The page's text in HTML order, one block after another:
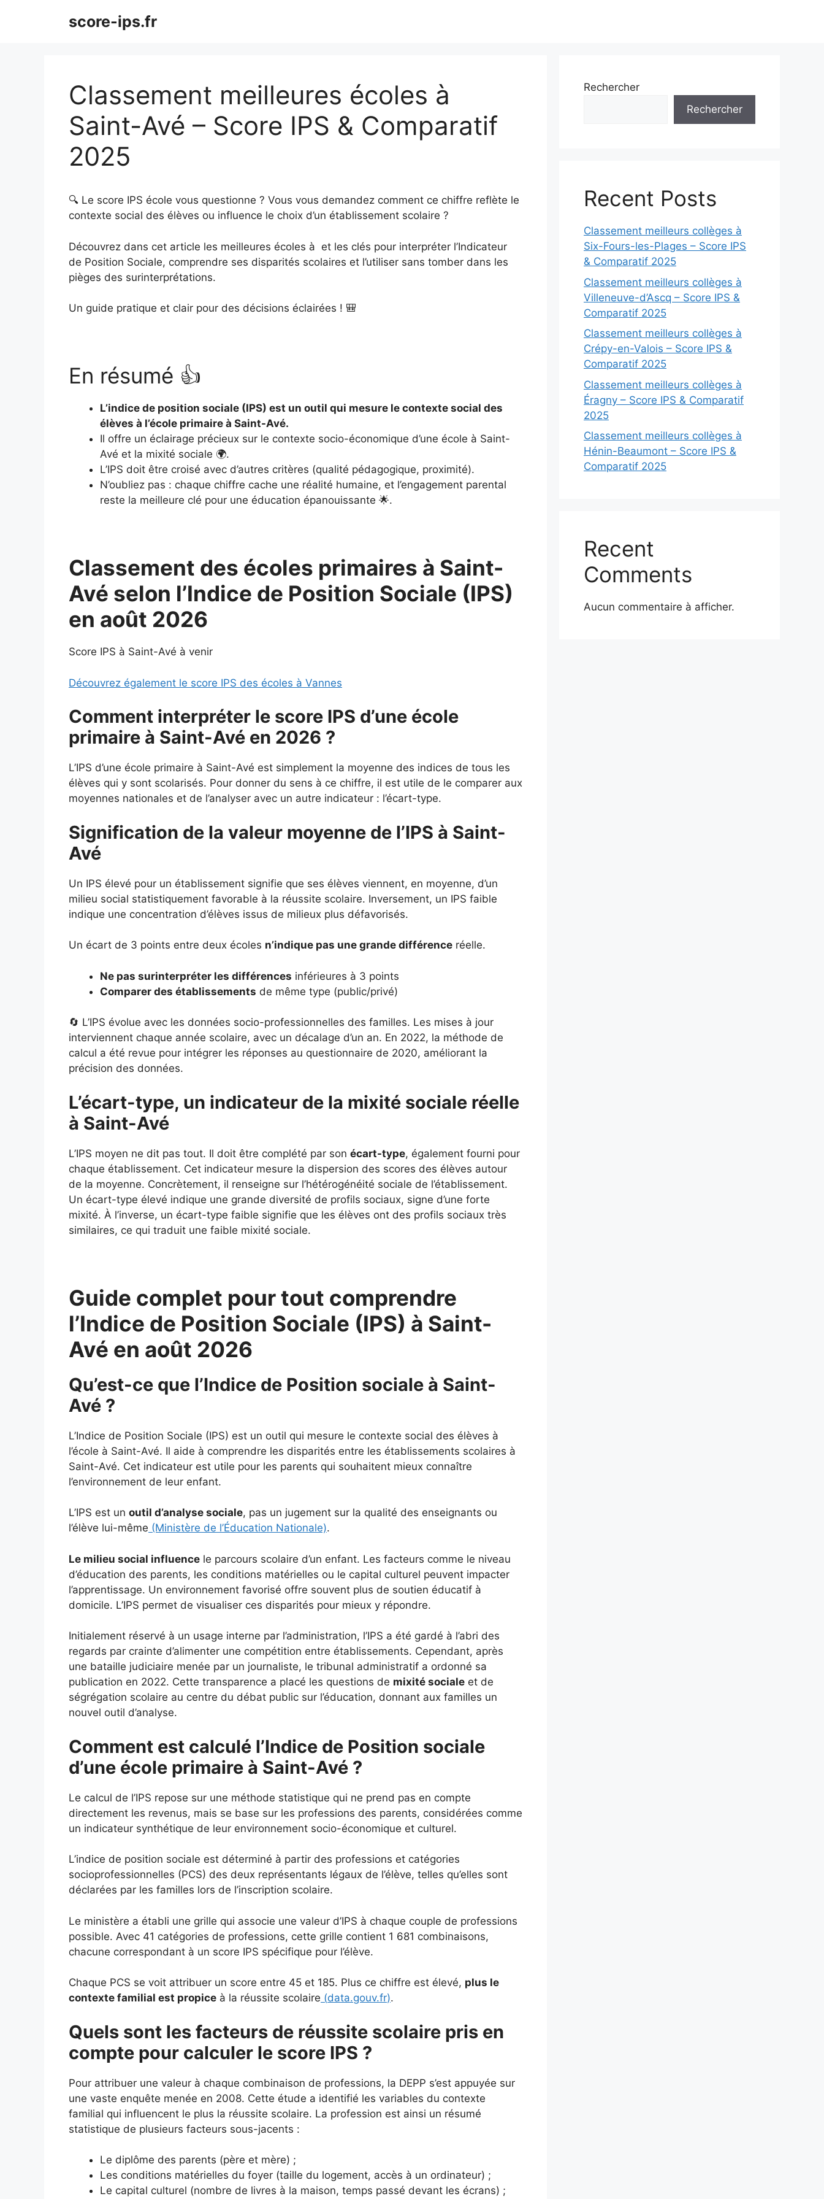
score-ips.fr
Classement meilleures écoles à
Saint-Avé – Score IPS & Comparatif
2025
🔍 Le score IPS école vous questionne ? Vous vous demandez comment ce chiffre reflète le
contexte social des élèves ou influence le choix d’un établissement scolaire ?
Découvrez dans cet article les meilleures écoles à et les clés pour interpréter l’Indicateur
de Position Sociale, comprendre ses disparités scolaires et l’utiliser sans tomber dans les
pièges des surinterprétations.
Un guide pratique et clair pour des décisions éclairées ! 🎒
En résumé 👍
L’indice de position sociale (IPS) est un outil qui mesure le contexte social des
élèves à l’école primaire à Saint-Avé.
Il offre un éclairage précieux sur le contexte socio-économique d’une école à Saint-
Avé et la mixité sociale 🌍.
L’IPS doit être croisé avec d’autres critères (qualité pédagogique, proximité).
N’oubliez pas : chaque chiffre cache une réalité humaine, et l’engagement parental
reste la meilleure clé pour une éducation épanouissante 🌟.
Classement des écoles primaires à Saint-
Avé selon l’Indice de Position Sociale (IPS)
en août 2026
Score IPS à Saint-Avé à venir
Découvrez également le score IPS des écoles à Vannes
Comment interpréter le score IPS d’une école
primaire à Saint-Avé en 2026 ?
L’IPS d’une école primaire à Saint-Avé est simplement la moyenne des indices de tous les
élèves qui y sont scolarisés. Pour donner du sens à ce chiffre, il est utile de le comparer aux
moyennes nationales et de l’analyser avec un autre indicateur : l’écart-type.
Signification de la valeur moyenne de l’IPS à Saint-
Avé
Un IPS élevé pour un établissement signifie que ses élèves viennent, en moyenne, d’un
milieu social statistiquement favorable à la réussite scolaire. Inversement, un IPS faible
indique une concentration d’élèves issus de milieux plus défavorisés.
Un écart de 3 points entre deux écoles n’indique pas une grande différence réelle.
Ne pas surinterpréter les différences inférieures à 3 points
Comparer des établissements de même type (public/privé)
🔄 L’IPS évolue avec les données socio-professionnelles des familles. Les mises à jour
interviennent chaque année scolaire, avec un décalage d’un an. En 2022, la méthode de
calcul a été revue pour intégrer les réponses au questionnaire de 2020, améliorant la
précision des données.
L’écart-type, un indicateur de la mixité sociale réelle
à Saint-Avé
L’IPS moyen ne dit pas tout. Il doit être complété par son écart-type, également fourni pour
chaque établissement. Cet indicateur mesure la dispersion des scores des élèves autour
de la moyenne. Concrètement, il renseigne sur l’hétérogénéité sociale de l’établissement.
Un écart-type élevé indique une grande diversité de profils sociaux, signe d’une forte
mixité. À l’inverse, un écart-type faible signifie que les élèves ont des profils sociaux très
similaires, ce qui traduit une faible mixité sociale.
Guide complet pour tout comprendre
l’Indice de Position Sociale (IPS) à Saint-
Avé en août 2026
Qu’est-ce que l’Indice de Position sociale à Saint-
Avé ?
L’Indice de Position Sociale (IPS) est un outil qui mesure le contexte social des élèves à
l’école à Saint-Avé. Il aide à comprendre les disparités entre les établissements scolaires à
Saint-Avé. Cet indicateur est utile pour les parents qui souhaitent mieux connaître
l’environnement de leur enfant.
L’IPS est un outil d’analyse sociale, pas un jugement sur la qualité des enseignants ou
l’élève lui-même (Ministère de l’Éducation Nationale).
Le milieu social influence le parcours scolaire d’un enfant. Les facteurs comme le niveau
d’éducation des parents, les conditions matérielles ou le capital culturel peuvent impacter
l’apprentissage. Un environnement favorisé offre souvent plus de soutien éducatif à
domicile. L’IPS permet de visualiser ces disparités pour mieux y répondre.
Initialement réservé à un usage interne par l’administration, l’IPS a été gardé à l’abri des
regards par crainte d’alimenter une compétition entre établissements. Cependant, après
une bataille judiciaire menée par un journaliste, le tribunal administratif a ordonné sa
publication en 2022. Cette transparence a placé les questions de mixité sociale et de
ségrégation scolaire au centre du débat public sur l’éducation, donnant aux familles un
nouvel outil d’analyse.
Comment est calculé l’Indice de Position sociale
d’une école primaire à Saint-Avé ?
Le calcul de l’IPS repose sur une méthode statistique qui ne prend pas en compte
directement les revenus, mais se base sur les professions des parents, considérées comme
un indicateur synthétique de leur environnement socio-économique et culturel.
L’indice de position sociale est déterminé à partir des professions et catégories
socioprofessionnelles (PCS) des deux représentants légaux de l’élève, telles qu’elles sont
déclarées par les familles lors de l’inscription scolaire.
Le ministère a établi une grille qui associe une valeur d’IPS à chaque couple de professions
possible. Avec 41 catégories de professions, cette grille contient 1 681 combinaisons,
chacune correspondant à un score IPS spécifique pour l’élève.
Chaque PCS se voit attribuer un score entre 45 et 185. Plus ce chiffre est élevé, plus le
contexte familial est propice à la réussite scolaire (data.gouv.fr).
Quels sont les facteurs de réussite scolaire pris en
compte pour calculer le score IPS ?
Pour attribuer une valeur à chaque combinaison de professions, la DEPP s’est appuyée sur
une vaste enquête menée en 2008. Cette étude a identifié les variables du contexte
familial qui influencent le plus la réussite scolaire. La profession est ainsi un résumé
statistique de plusieurs facteurs sous-jacents :
Le diplôme des parents (père et mère) ;
Les conditions matérielles du foyer (taille du logement, accès à un ordinateur) ;
Le capital culturel (nombre de livres à la maison, temps passé devant les écrans) ;
Rechercher
Rechercher
Recent Posts
Classement meilleurs collèges à
Six-Fours-les-Plages – Score IPS
& Comparatif 2025
Classement meilleurs collèges à
Villeneuve-d’Ascq – Score IPS &
Comparatif 2025
Classement meilleurs collèges à
Crépy-en-Valois – Score IPS &
Comparatif 2025
Classement meilleurs collèges à
Éragny – Score IPS & Comparatif
2025
Classement meilleurs collèges à
Hénin-Beaumont – Score IPS &
Comparatif 2025
Recent
Comments
Aucun commentaire à afficher.